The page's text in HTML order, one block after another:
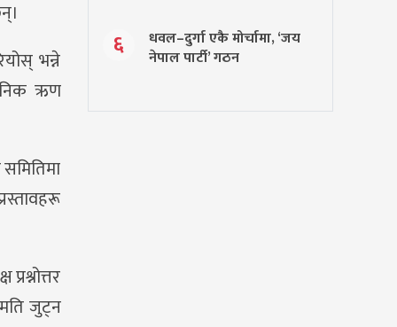
भन्ने
ऋण
जुट्न
६
धवल–दुर्गा एकै मोर्चामा, ‘जय
नेपाल पार्टी’ गठन